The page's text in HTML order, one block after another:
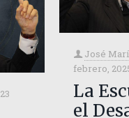
José
febrero,
La
el
23